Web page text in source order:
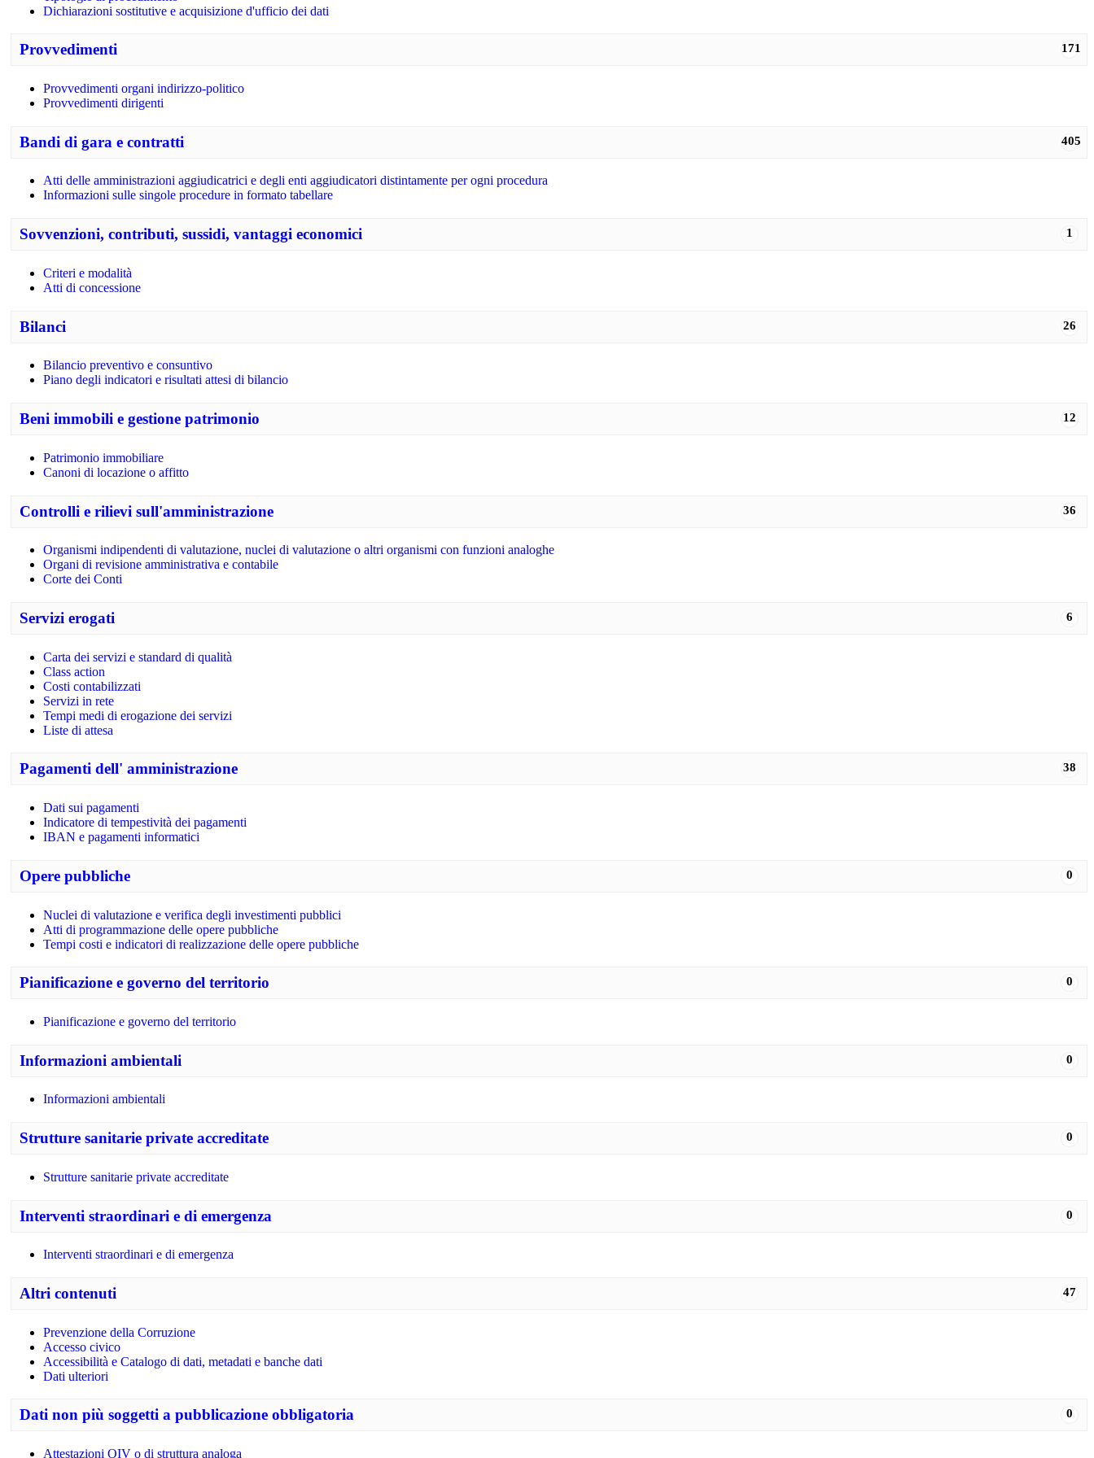
Dichiarazioni sostitutive e acquisizione d'ufficio dei dati
171
Provvedimenti
Provvedimenti organi indirizzo-politico
Provvedimenti dirigenti
405
Bandi di gara e contratti
Atti delle amministrazioni aggiudicatrici e degli enti aggiudicatori distintamente per ogni procedura
Informazioni sulle singole procedure in formato tabellare
1
Sovvenzioni, contributi, sussidi, vantaggi economici
Criteri e modalità
Atti di concessione
26
Bilanci
Bilancio preventivo e consuntivo
Piano degli indicatori e risultati attesi di bilancio
12
Beni immobili e gestione patrimonio
Patrimonio immobiliare
Canoni di locazione o affitto
36
Controlli e rilievi sull'amministrazione
Organismi indipendenti di valutazione, nuclei di valutazione o altri organismi con funzioni analoghe
Organi di revisione amministrativa e contabile
Corte dei Conti
6
Servizi erogati
Carta dei servizi e standard di qualità
Class action
Costi contabilizzati
Servizi in rete
Tempi medi di erogazione dei servizi
Liste di attesa
38
Pagamenti dell' amministrazione
Dati sui pagamenti
Indicatore di tempestività dei pagamenti
IBAN e pagamenti informatici
0
Opere pubbliche
Nuclei di valutazione e verifica degli investimenti pubblici
Atti di programmazione delle opere pubbliche
Tempi costi e indicatori di realizzazione delle opere pubbliche
0
Pianificazione e governo del territorio
Pianificazione e governo del territorio
0
Informazioni ambientali
Informazioni ambientali
0
Strutture sanitarie private accreditate
Strutture sanitarie private accreditate
0
Interventi straordinari e di emergenza
Interventi straordinari e di emergenza
47
Altri contenuti
Prevenzione della Corruzione
Accesso civico
Accessibilità e Catalogo di dati, metadati e banche dati
Dati ulteriori
0
Dati non più soggetti a pubblicazione obbligatoria
Attestazioni OIV o di struttura analoga